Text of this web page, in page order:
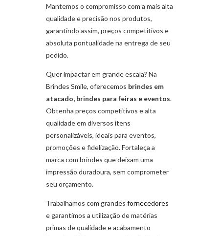
Mantemos o compromisso com a mais alta
qualidade e precisão nos produtos,
garantindo assim, preços competitivos e
absoluta pontualidade na entrega de seu
pedido.
Quer impactar em grande escala? Na
Brindes Smile, oferecemos brindes em
atacado, brindes para feiras e eventos.
Obtenha preços competitivos e alta
qualidade em diversos itens
personalizáveis, ideais para eventos,
promoções e fidelização. Fortaleça a
marca com brindes que deixam uma
impressão duradoura, sem comprometer
seu orçamento.
Trabalhamos com grandes fornecedores
e garantimos a utilização de matérias
primas de qualidade e acabamento